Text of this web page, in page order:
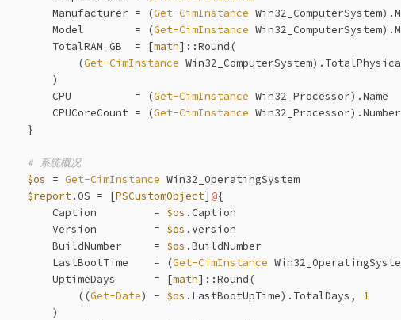
        Manufacturer = (
Get-CimInstance
        Model        = (
Get-CimInstance
        TotalRAM_GB  = [
math]::Round(
            (
Get-CimInstance
        )
        CPU          = (
Get-CimInstance Win32_Processor).Name
        CPUCoreCount = (
Get-CimInstance
    }
# 系统概况
$os = Get-CimInstance Win32_OperatingSystem
$report.OS = [PSCustomObject] @{
        Caption         =
$os .Caption
        Version         =
$os .Version
        BuildNumber     =
$os .BuildNumber
        LastBootTime    = (
Get-CimInstance
        UptimeDays      = [
math]::Round(
            ((
Get-Date) - $os .LastBootUpTime).TotalDays, 1
        )